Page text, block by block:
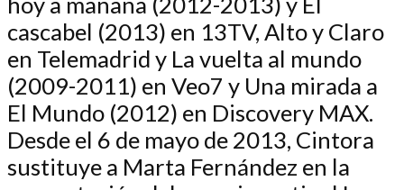
cascabel (2013) en 13TV, Alto y Claro
en Telemadrid y La vuelta al mundo
(2009-2011) en Veo7 y Una mirada a
El Mundo (2012) en Discovery MAX.
Desde el 6 de mayo de 2013, Cintora
sustituye a Marta Fernández en la